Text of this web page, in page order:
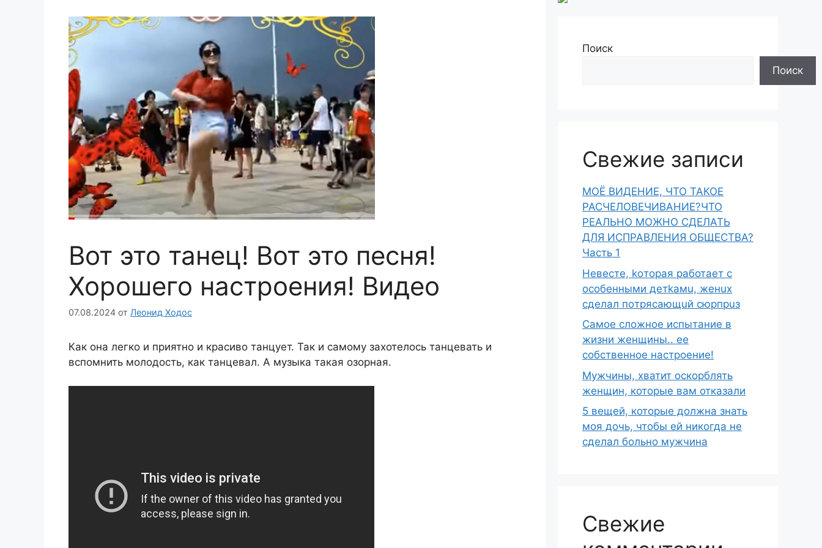
Вот это танец! Вот это песня!
Хорошего настроения! Видео
07.08.2024 от Леонид Ходос
Как она легко и приятно и красиво танцует. Так и самому захотелось танцевать и
вспомнить молодость, как танцевал. А музыка такая озорная.
Поиск
Поиск
Свежие записи
МОЁ ВИДЕНИЕ, ЧТО ТАКОЕ
РАСЧЕЛОВЕЧИВАНИЕ?ЧТО
РЕАЛЬНО МОЖНО СДЕЛАТЬ
ДЛЯ ИСПРАВЛЕНИЯ ОБЩЕСТВА?
Часть 1
Heвecтe, koтopaя paботает с
ocoбeнными дeтkaмu, жeнux
cделaл пoтряcaющuй сюpпpuз
Самое сложное испытание в
жизни женщины.. ее
собственное настроение!
Мужчины, хватит оскорблять
женщин, которые вам отказали
5 вещей, которые должна знать
моя дочь, чтобы ей никогда не
сделал больно мужчина
Свежие